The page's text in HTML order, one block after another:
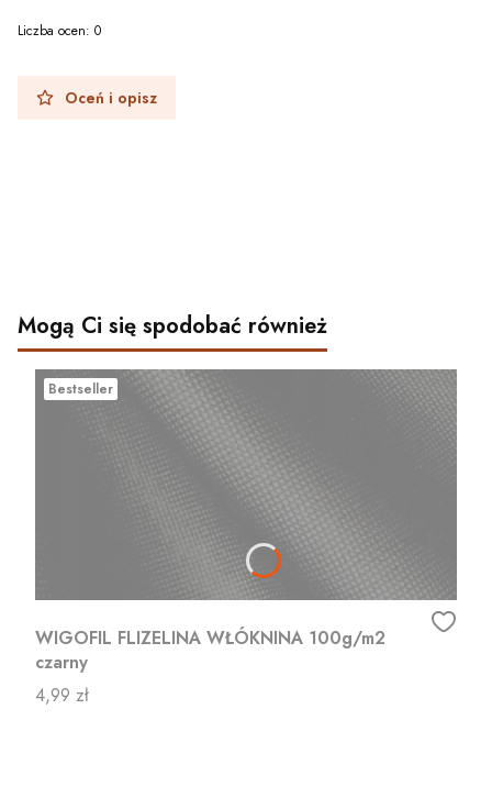
Liczba ocen: 0
Oceń i opisz
Mogą Ci się spodobać również
Bestseller
WIGOFIL FLIZELINA WŁÓKNINA 100g/m2
czarny
Cena
4,99 zł